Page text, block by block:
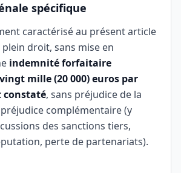
spécifique
caractérisé au présent article
droit, sans mise en
indemnité forfaitaire
mille (20 000) euros par
constaté, sans préjudice de la
complémentaire (y
des sanctions tiers,
perte de partenariats).